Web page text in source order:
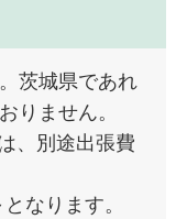
茨城県であれ
りません。
、別途出張費
なります。